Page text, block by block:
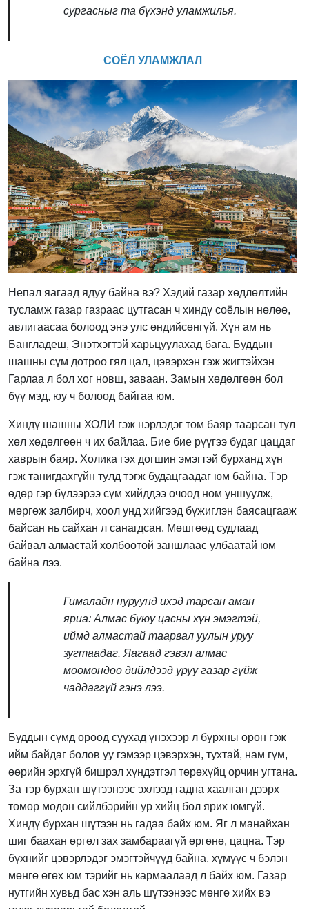
сургасныг та бүхэнд уламжилья.
СОЁЛ УЛАМЖЛАЛ
Непал яагаад ядуу байна вэ? Хэдий газар хөдлөлтийн
тусламж газар газраас цутгасан ч хиндү соёлын нөлөө,
авлигаасаа болоод энэ улс өндийсөнгүй. Хүн ам нь
Бангладеш, Энэтхэгтэй харьцуулахад бага. Буддын
шашны сүм дотроо гял цал, цэвэрхэн гэж жигтэйхэн
Гарлаа л бол хог новш, заваан. Замын хөдөлгөөн бол
бүү мэд, юу ч болоод байгаа юм.
Хиндү шашны ХОЛИ гэж нэрлэдэг том баяр таарсан тул
хөл хөдөлгөөн ч их байлаа. Бие бие рүүгээ будаг цацдаг
хаврын баяр. Холика гэх догшин эмэгтэй бурханд хүн
гэж танигдахгүйн тулд тэгж будацгаадаг юм байна. Тэр
өдөр гэр бүлээрээ сүм хийддээ очоод ном уншуулж,
мөргөж залбирч, хоол унд хийгээд бүжиглэн баясацгааж
байсан нь сайхан л санагдсан. Мөшгөөд судлаад
байвал алмастай холбоотой заншлаас улбаатай юм
байна лээ.
Гималайн нуруунд ихэд тарсан аман
яриа: Алмас буюу цасны хүн эмэгтэй,
иймд алмастай таарвал уулын уруу
зугтаадаг. Яагаад гэвэл алмас
мөөмөндөө дийлдээд уруу газар гүйж
чаддаггүй гэнэ лээ.
Буддын сүмд ороод суухад үнэхээр л бурхны орон гэж
ийм байдаг болов уу гэмээр цэвэрхэн, тухтай, нам гүм,
өөрийн эрхгүй бишрэл хүндэтгэл төрөхүйц орчин угтана.
За тэр бурхан шүтээнээс эхлээд гадна хаалган дээрх
төмөр модон сийлбэрийн ур хийц бол ярих юмгүй.
Хиндү бурхан шүтээн нь гадаа байх юм. Яг л манайхан
шиг баахан өргөл зах замбараагүй өргөнө, цацна. Тэр
бүхнийг цэвэрлэдэг эмэгтэйчүүд байна, хүмүүс ч бэлэн
мөнгө өгөх юм тэрийг нь кармаалаад л байх юм. Газар
нутгийн хувьд бас хэн аль шүтээнээс мөнгө хийх вэ